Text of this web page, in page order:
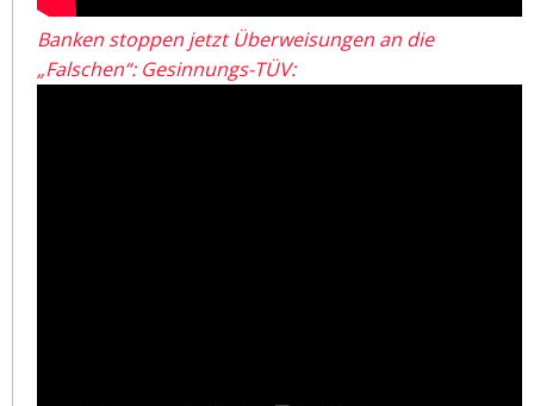
Banken stoppen jetzt Überweisungen an die
„Falschen“: Gesinnungs-TÜV: